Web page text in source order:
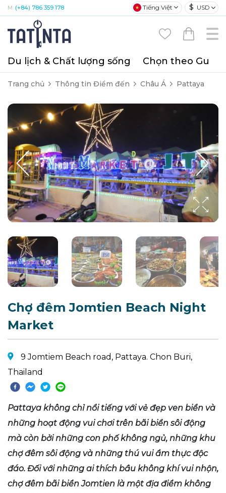
M: (+84) 786 359 178 Tiếng Việt $ USD
Du lịch & Chất lượng sống Chọn theo Gu
Trang chủ Thông tin Điểm đến Châu Á Pattaya
Chợ đêm Jomtien Beach Night
Market
9 Jomtiem Beach road, Pattaya. Chon Buri,
Thailand
Pattaya không chỉ nổi tiếng với vẻ đẹp ven biển và
những hoạt động vui chơi trên bãi biển sôi động
mà còn bởi những con phố không ngủ, những khu
chợ đêm sôi động và những thú vui ẩm thực độc
đáo. Đối với những ai thích bầu không khí vui nhộn,
chợ đêm bãi biển Jomtien là một địa điểm không